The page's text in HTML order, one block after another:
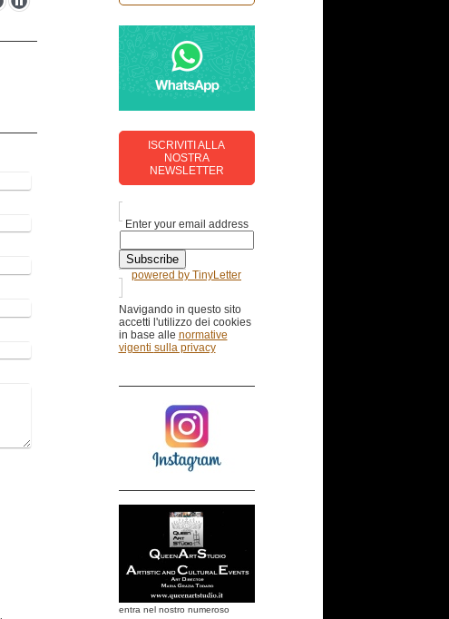
ISCRIVITI ALLA
NOSTRA
NEWSLETTER
Enter your email address
powered by TinyLetter
Navigando in questo sito
accetti l'utilizzo dei cookies
in base alle normative
vigenti sulla privacy
entra nel nostro numeroso